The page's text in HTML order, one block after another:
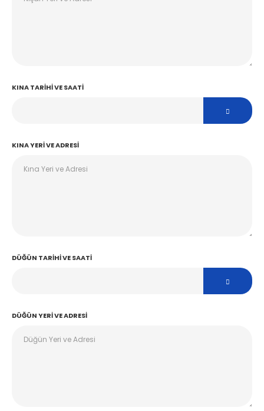
KINA TARIHI VE SAATI
KINA YERI VE ADRESI
DÜĞÜN TARIHI VE SAATI
DÜĞÜN YERI VE ADRESI